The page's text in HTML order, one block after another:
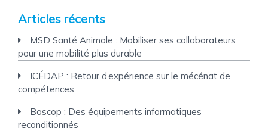
Articles récents
MSD Santé Animale : Mobiliser ses collaborateurs
pour une mobilité plus durable
ICÉDAP : Retour d’expérience sur le mécénat de
compétences
Boscop : Des équipements informatiques
reconditionnés